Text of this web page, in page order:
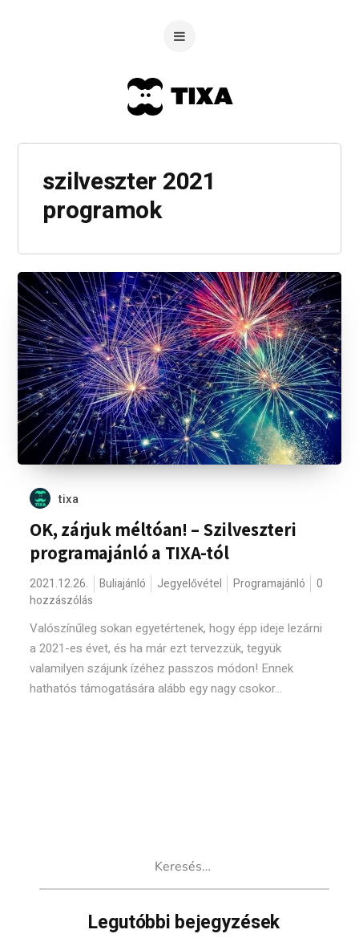
szilveszter 2021
programok
tixa
OK, zárjuk méltóan! – Szilveszteri
programajánló a TIXA-tól
2021.12.26. Buliajánló Jegyelővétel Programajánló
0
hozzászólás
Valószínűleg sokan egyetértenek, hogy épp ideje lezárni
a 2021-es évet, és ha már ezt tervezzük, tegyük
valamilyen szájunk ízéhez passzos módon! Ennek
hathatós támogatására alább egy nagy csokor...
Legutóbbi bejegyzések